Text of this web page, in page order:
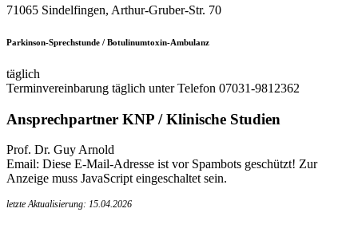
71065 Sindelfingen, Arthur-Gruber-Str. 70
Parkinson-Sprechstunde / Botulinumtoxin-Ambulanz
täglich
Terminvereinbarung täglich unter Telefon 07031-9812362
Ansprechpartner KNP / Klinische Studien
Prof. Dr. Guy Arnold
Email: Diese E-Mail-Adresse ist vor Spambots geschützt! Zur
Anzeige muss JavaScript eingeschaltet sein.
letzte Aktualisierung: 15.04.2026